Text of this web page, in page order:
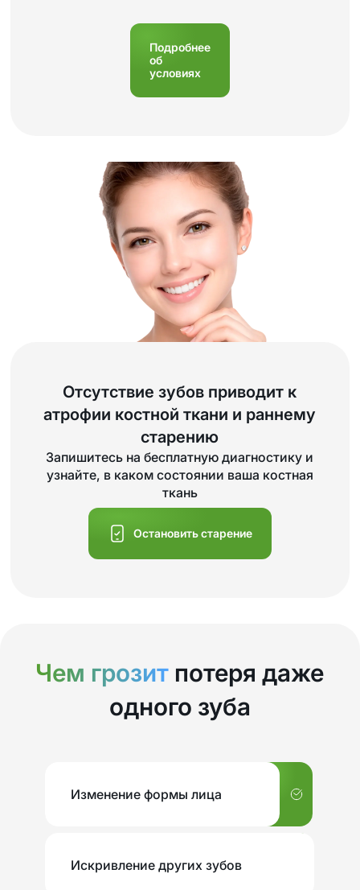
Подробнее
об
условиях
Отсутствие зубов приводит к
атрофии костной ткани и раннему
старению
Запишитесь на бесплатную диагностику и
узнайте, в каком состоянии ваша костная
ткань
Остановить старение
Чем грозит потеря даже
одного зуба
Изменение формы лица
Искривление других зубов